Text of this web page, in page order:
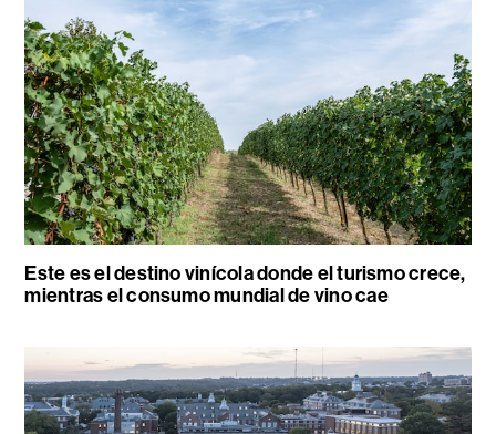
Este es el destino vinícola donde el turismo crece,
mientras el consumo mundial de vino cae